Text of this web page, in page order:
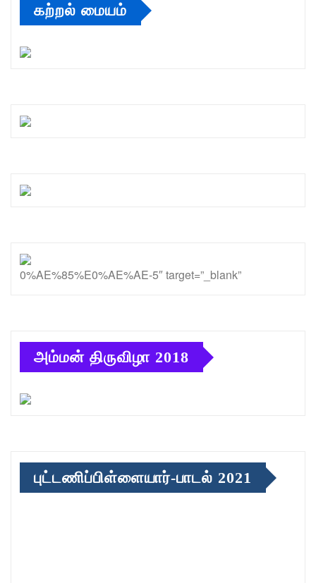
கற்றல் மையம்
0%AE%85%E0%AE%AE-5″ target=”_blank”
அம்மன் திருவிழா 2018
புட்டணிப்பிள்ளையார்-பாடல் 2021